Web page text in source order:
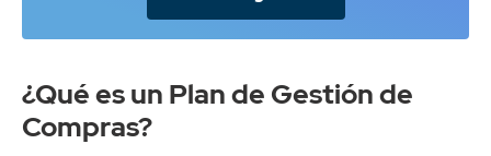
¿Qué es un Plan de Gestión de
Compras?